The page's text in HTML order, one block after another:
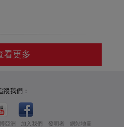
看更多
蹤我們：
亞洲 加入我們 發明者 網站地圖